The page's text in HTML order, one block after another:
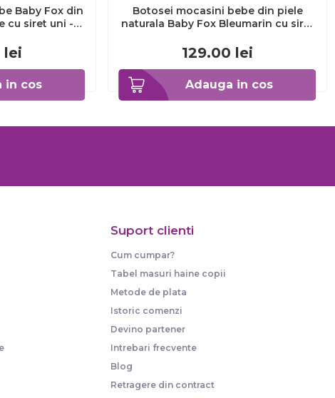
in cos
Baby Fox din
cu siret uni -
lei
Adauga in cos
Botosei mocasini bebe din piele
naturala Baby Fox Bleumarin cu siret
129.00 lei
Suport clienti
Cum cumpar?
Tabel masuri haine copii
Metode de plata
Istoric comenzi
Devino partener
Intrebari frecvente
Blog
Retragere din contract